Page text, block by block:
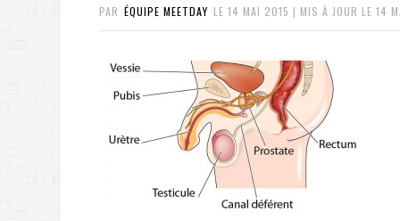
PAR ÉQUIPE MEETDAY LE 14 MAI 2015 | MIS À JOUR LE 14